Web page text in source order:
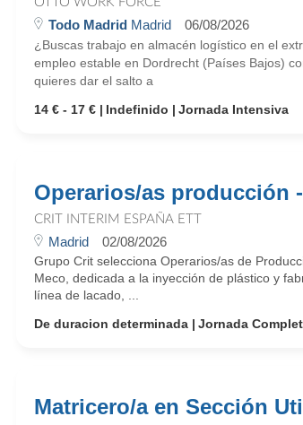
Todo MadridMadrid 06/08/2026
¿Buscas trabajo en almacén logístico en el
empleo estable en Dordrecht (Países Bajos)
quieres dar el salto a
14 € - 17 €
Indefinido Jornada Intensiva
Operarios/as producción
CRIT INTERIM ESPAÑA ETT
Madrid 02/08/2026
Grupo Crit selecciona Operarios/as de
Meco, dedicada a la inyección de plástico y
línea de lacado, ...
De duracion determinada
Jornada
Matricero/a en Sección